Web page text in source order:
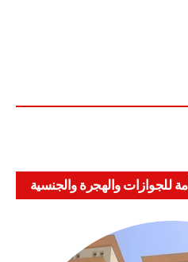
للجوازات والهجرة والجنسية